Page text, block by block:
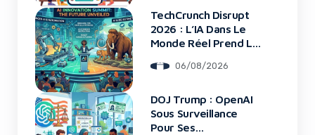
TechCrunch Disrupt
2026 : L’IA Dans Le
Monde Réel Prend La
06/08/2026
DOJ Trump : OpenAI
Sous Surveillance
Pour Ses